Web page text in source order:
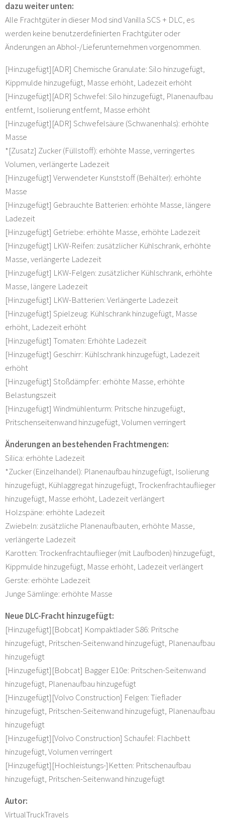
dazu weiter unten:
Alle Frachtgüter in dieser Mod sind Vanilla SCS + DLC, es
werden keine benutzerdefinierten Frachtgüter oder
Änderungen an Abhol-/Lieferunternehmen vorgenommen.
[Hinzugefügt][ADR] Chemische Granulate: Silo hinzugefügt,
Kippmulde hinzugefügt, Masse erhöht, Ladezeit erhöht
[Hinzugefügt][ADR] Schwefel: Silo hinzugefügt, Planenaufbau
entfernt, Isolierung entfernt, Masse erhöht
[Hinzugefügt][ADR] Schwefelsäure (Schwanenhals): erhöhte
Masse
*[Zusatz] Zucker (Füllstoff): erhöhte Masse, verringertes
Volumen, verlängerte Ladezeit
[Hinzugefügt] Verwendeter Kunststoff (Behälter): erhöhte
Masse
[Hinzugefügt] Gebrauchte Batterien: erhöhte Masse, längere
Ladezeit
[Hinzugefügt] Getriebe: erhöhte Masse, erhöhte Ladezeit
[Hinzugefügt] LKW-Reifen: zusätzlicher Kühlschrank, erhöhte
Masse, verlängerte Ladezeit
[Hinzugefügt] LKW-Felgen: zusätzlicher Kühlschrank, erhöhte
Masse, längere Ladezeit
[Hinzugefügt] LKW-Batterien: Verlängerte Ladezeit
[Hinzugefügt] Spielzeug: Kühlschrank hinzugefügt, Masse
erhöht, Ladezeit erhöht
[Hinzugefügt] Tomaten: Erhöhte Ladezeit
[Hinzugefügt] Geschirr: Kühlschrank hinzugefügt, Ladezeit
erhöht
[Hinzugefügt] Stoßdämpfer: erhöhte Masse, erhöhte
Belastungszeit
[Hinzugefügt] Windmühlenturm: Pritsche hinzugefügt,
Pritschenseitenwand hinzugefügt, Volumen verringert
Änderungen an bestehenden Frachtmengen:
Silica: erhöhte Ladezeit
*Zucker (Einzelhandel): Planenaufbau hinzugefügt, Isolierung
hinzugefügt, Kühlaggregat hinzugefügt, Trockenfrachtauflieger
hinzugefügt, Masse erhöht, Ladezeit verlängert
Holzspäne: erhöhte Ladezeit
Zwiebeln: zusätzliche Planenaufbauten, erhöhte Masse,
verlängerte Ladezeit
Karotten: Trockenfrachtauflieger (mit Laufboden) hinzugefügt,
Kippmulde hinzugefügt, Masse erhöht, Ladezeit verlängert
Gerste: erhöhte Ladezeit
Junge Sämlinge: erhöhte Masse
Neue DLC-Fracht hinzugefügt:
[Hinzugefügt][Bobcat] Kompaktlader S86: Pritsche
hinzugefügt, Pritschen-Seitenwand hinzugefügt, Planenaufbau
hinzugefügt
[Hinzugefügt][Bobcat] Bagger E10e: Pritschen-Seitenwand
hinzugefügt, Planenaufbau hinzugefügt
[Hinzugefügt][Volvo Construction] Felgen: Tieflader
hinzugefügt, Pritschen-Seitenwand hinzugefügt, Planenaufbau
hinzugefügt
[Hinzugefügt][Volvo Construction] Schaufel: Flachbett
hinzugefügt, Volumen verringert
[Hinzugefügt][Hochleistungs-]Ketten: Pritschenaufbau
hinzugefügt, Pritschen-Seitenwand hinzugefügt
Autor:
VirtualTruckTravels